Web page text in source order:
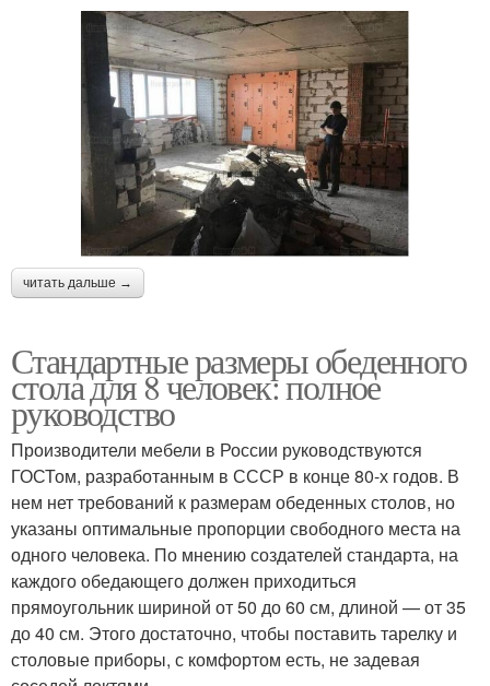
читать дальше →
Стандартные размеры обеденного
стола для 8 человек: полное
руководство
Производители мебели в России руководствуются
ГОСТом, разработанным в СССР в конце 80-х годов. В
нем нет требований к размерам обеденных столов, но
указаны оптимальные пропорции свободного места на
одного человека. По мнению создателей стандарта, на
каждого обедающего должен приходиться
прямоугольник шириной от 50 до 60 см, длиной — от 35
до 40 см. Этого достаточно, чтобы поставить тарелку и
столовые приборы, с комфортом есть, не задевая